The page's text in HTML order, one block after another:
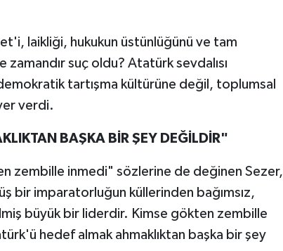
laikliği, hukukun üstünlüğünü ve tam
zamandır suç oldu? Atatürk sevdalısı
tartışma kültürüne değil, toplumsal
verdi.
BAŞKA BİR ŞEY DEĞİLDİR"
zembille inmedi" sözlerine de değinen Sezer,
bir imparatorluğun küllerinden bağımsız,
büyük bir liderdir. Kimse gökten zembille
hedef almak ahmaklıktan başka bir şey